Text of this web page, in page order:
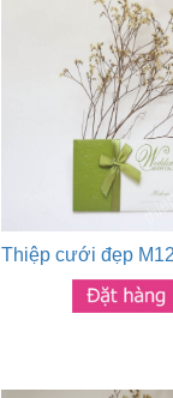
Thiệp cưới đẹp